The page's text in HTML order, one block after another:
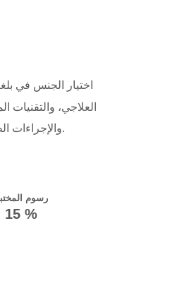
اختيار الجنس في
العلاجي،
والإجراءات الطبية، والمتابعة بعد العلاج.تتيح لك مقارنة العيادات تقييم ليس فقط الأسعار، بل أيضًا جودة المرافق، والبروتوكولات الطبية المُقدمة، والدعم المُخصص المُقدم.
رسوم
15 %